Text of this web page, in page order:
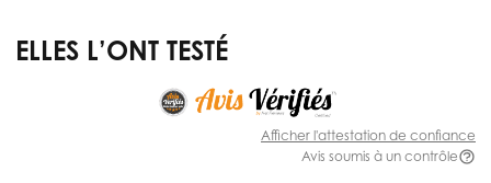
ELLES L’ONT TESTÉ
Afficher l'attestation de confiance
Avis soumis à un contrôle